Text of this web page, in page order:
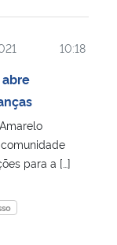
10:18
para a […]